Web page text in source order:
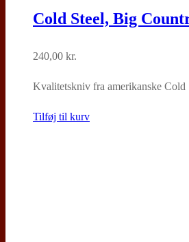
Cold Steel, Big
240,00 kr.
Kvalitetskniv fra amerikanske Cold
Tilføj til kurv